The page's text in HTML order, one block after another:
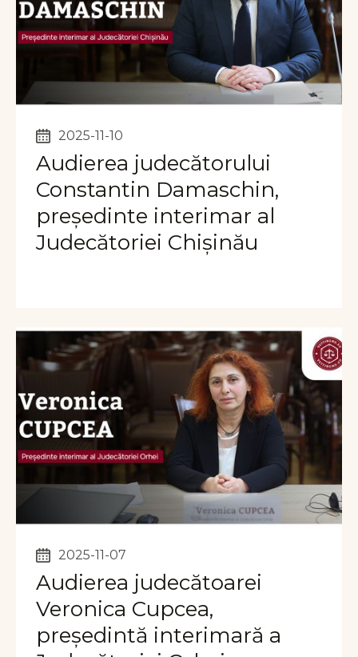
2025-11-10
Audierea judecătorului
Constantin Damaschin,
președinte interimar al
Judecătoriei Chișinău
2025-11-07
Audierea judecătoarei
Veronica Cupcea,
președintă interimară a